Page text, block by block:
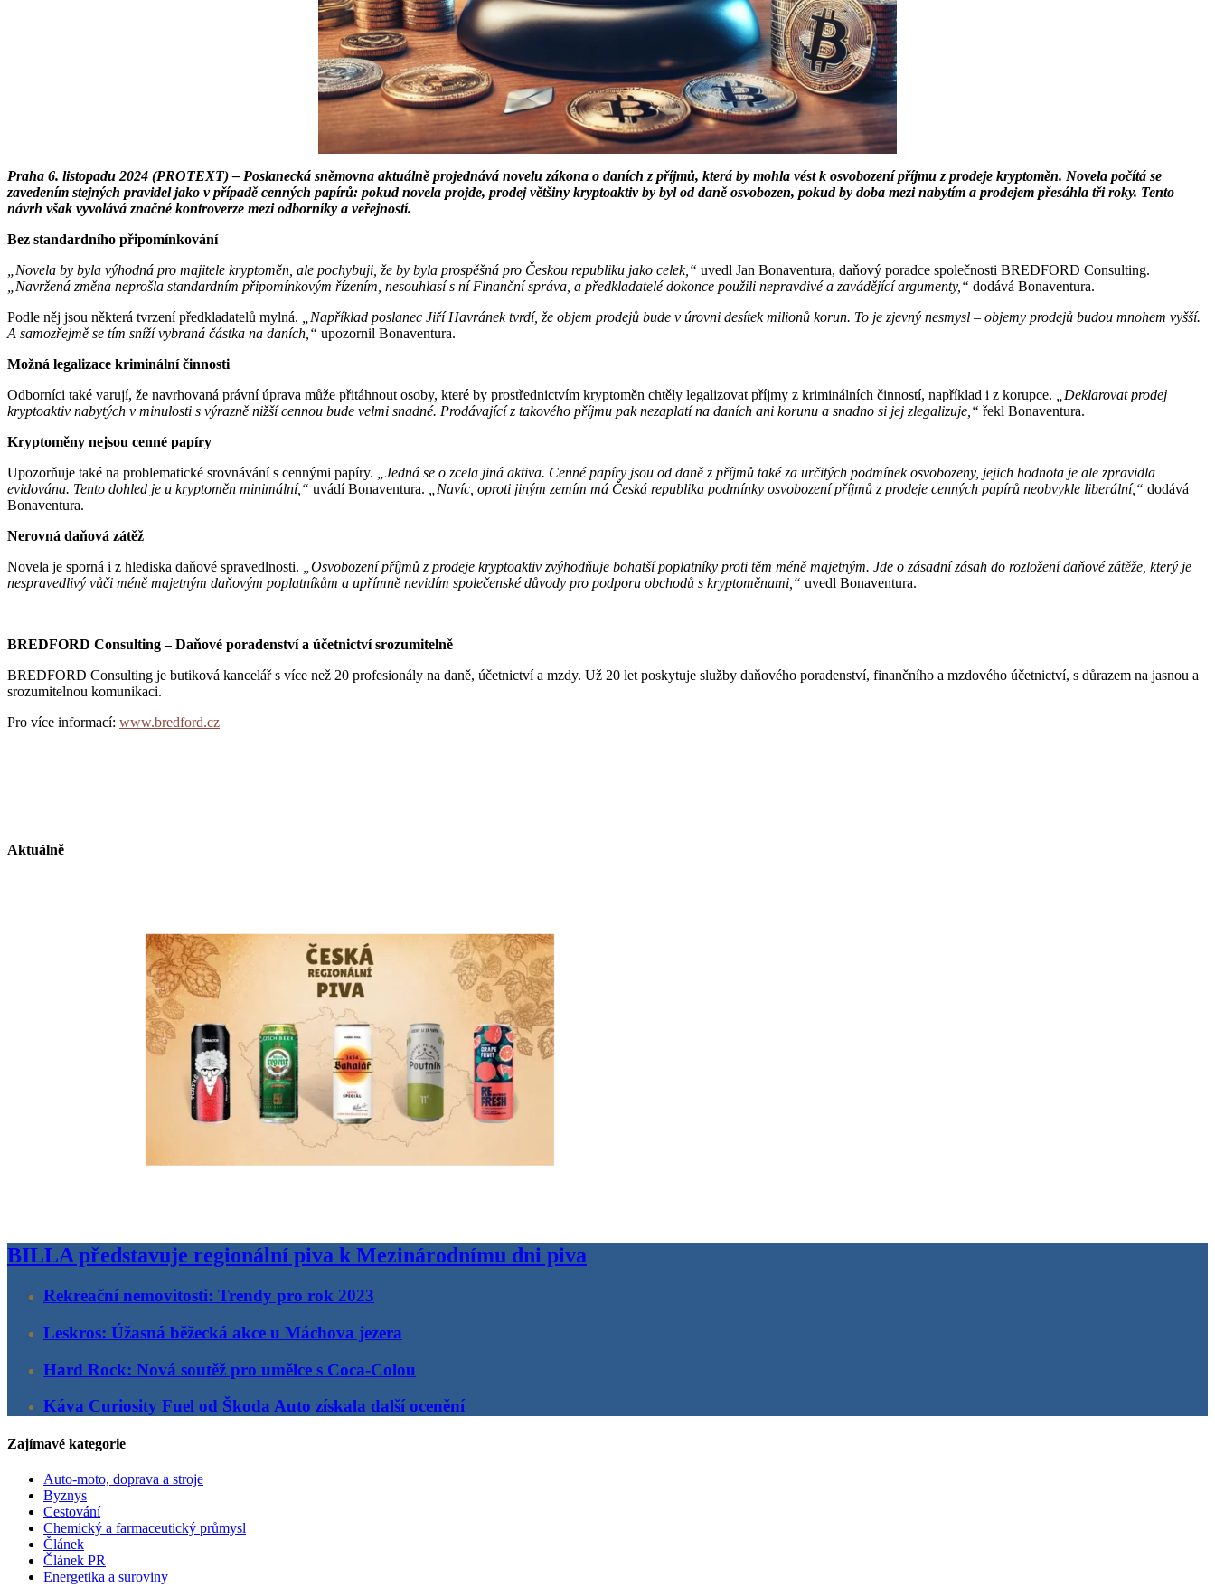
Praha 6. listopadu 2024 (PROTEXT) – Poslanecká sněmovna aktuálně projednává novelu zákona o daních z příjmů, která by mohla vést k osvobození příjmu z prodeje kryptoměn. Novela počítá se
zavedením stejných pravidel jako v případě cenných papírů: pokud novela projde, prodej většiny kryptoaktiv by byl od daně osvobozen, pokud by doba mezi nabytím a prodejem přesáhla tři roky. Tento
návrh však vyvolává značné kontroverze mezi odborníky a veřejností.
Bez standardního připomínkování
„Novela by byla výhodná pro majitele kryptoměn, ale pochybuji, že by byla prospěšná pro Českou republiku jako celek,“ uvedl Jan Bonaventura, daňový poradce společnosti BREDFORD Consulting.
„Navržená změna neprošla standardním připomínkovým řízením, nesouhlasí s ní Finanční správa, a předkladatelé dokonce použili nepravdivé a zavádějící argumenty,“ dodává Bonaventura.
Podle něj jsou některá tvrzení předkladatelů mylná. „Například poslanec Jiří Havránek tvrdí, že objem prodejů bude v úrovni desítek milionů korun. To je zjevný nesmysl – objemy prodejů budou mnohem vyšší.
A samozřejmě se tím sníží vybraná částka na daních,“ upozornil Bonaventura.
Možná legalizace kriminální činnosti
Odborníci také varují, že navrhovaná právní úprava může přitáhnout osoby, které by prostřednictvím kryptoměn chtěly legalizovat příjmy z kriminálních činností, například i z korupce.
„Deklarovat prodej
kryptoaktiv nabytých v minulosti s výrazně nižší cennou bude velmi snadné. Prodávající z takového příjmu pak nezaplatí na daních ani korunu a snadno si jej zlegalizuje,“ řekl Bonaventura.
Kryptoměny nejsou cenné papíry
Upozorňuje také na problematické srovnávání s cennými papíry.
„Jedná se o zcela jiná aktiva. Cenné papíry jsou od daně z příjmů také za určitých podmínek osvobozeny, jejich hodnota je ale zpravidla
evidována. Tento dohled je u kryptoměn minimální,“ uvádí Bonaventura. „Navíc, oproti jiným zemím má Česká republika podmínky osvobození příjmů z prodeje cenných papírů neobvykle liberální,“ dodává
Bonaventura.
Nerovná daňová zátěž
Novela je sporná i z hlediska daňové spravedlnosti.
„Osvobození příjmů z prodeje kryptoaktiv zvýhodňuje bohatší poplatníky proti těm méně majetným. Jde o zásadní zásah do rozložení daňové zátěže, který je
nespravedlivý vůči méně majetným daňovým poplatníkům a upřímně nevidím společenské důvody pro podporu obchodů s kryptoměnami,“ uvedl Bonaventura.
BREDFORD Consulting – Daňové poradenství a účetnictví srozumitelně
BREDFORD Consulting je butiková kancelář s více než 20 profesionály na daně, účetnictví a mzdy. Už 20 let poskytuje služby daňového poradenství, finančního a mzdového účetnictví, s důrazem na jasnou a
srozumitelnou komunikaci.
Pro více informací: www.bredford.cz
Aktuálně
BILLA představuje regionální piva k Mezinárodnímu dni piva
Rekreační nemovitosti: Trendy pro rok 2023
Leskros: Úžasná běžecká akce u Máchova jezera
Hard Rock: Nová soutěž pro umělce s Coca-Colou
Káva Curiosity Fuel od Škoda Auto získala další ocenění
Zajímavé kategorie
Auto-moto, doprava a stroje
Byznys
Cestování
Chemický a farmaceutický průmysl
Článek
Článek PR
Energetika a suroviny